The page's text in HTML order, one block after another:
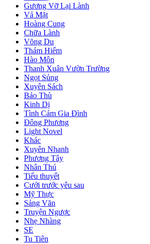
Gương Vỡ Lại Lành
Vả Mặt
Hoàng Cung
Chữa Lành
Võng Du
Thám Hiểm
Hào Môn
Thanh Xuân Vườn Trường
Ngọt Sủng
Xuyên Sách
Báo Thù
Kinh Dị
Tình Cảm Gia Đình
Đông Phương
Light Novel
Khác
Xuyên Nhanh
Phương Tây
Nhân Thú
Tiểu thuyết
Cưới trước yêu sau
Mỹ Thực
Sảng Văn
Truyện Ngược
Nhẹ Nhàng
SE
Tu Tiên